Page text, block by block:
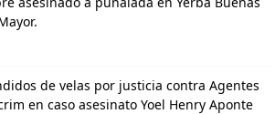
de velas por justicia contra Agentes
en caso asesinato Yoel Henry Aponte